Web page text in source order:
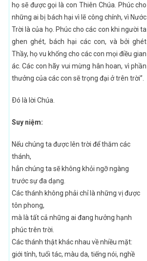
họ sẽ được gọi là con Thiên Chúa. Phúc cho
những ai bị bách hại vì lẽ công chính, vì Nước
Trời là của họ. Phúc cho các con khi người ta
ghen ghét, bách hại các con, và bởi ghét
Thầy, họ vu khống cho các con mọi điều gian
ác. Các con hãy vui mừng hân hoan, vì phần
thưởng của các con sẽ trọng đại ở trên trời”.
Ðó là lời Chúa.
Suy niệm:
Nếu chúng ta được lên trời để thăm các
thánh,
hẳn chúng ta sẽ không khỏi ngỡ ngàng
trước sự đa dạng.
Các thánh không phải chỉ là những vị được
tôn phong,
mà là tất cả những ai đang hưởng hạnh
phúc trên trời.
Các thánh thật khác nhau về nhiều mặt:
giới tính, tuổi tác, màu da, tiếng nói, nghề